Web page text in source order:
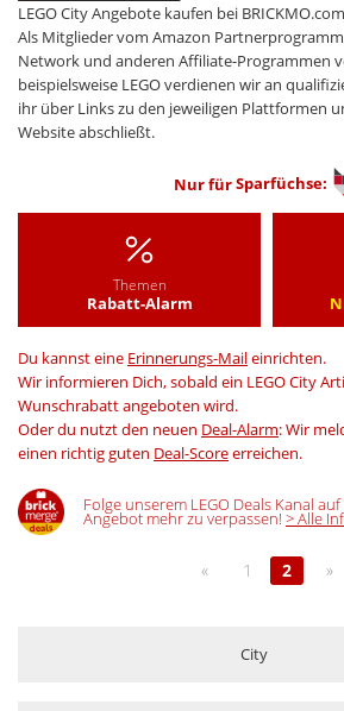
LEGO City Angebote kaufen bei
Als Mitglieder vom Amazon
Network und anderen Affiliate-Programmen
beispielsweise LEGO verdienen wir an
ihr über Links zu den jeweiligen Plattformen
Website abschließt.
Nur fürSparfüchse:
Themen
Rabatt-Alarm
Du kannst eine Erinnerungs-Maileinrichten.
Wir informieren Dich, sobald ein LEGO City
Wunschrabatt angeboten wird.
Oder du nutzt den neuen Deal-Alarm: Wir
einen richtig guten Deal-Scoreerreichen.
Folge unserem LEGO Deals Kanal
Angebot mehr zu verpassen! > Alle
« 1 2 »
City